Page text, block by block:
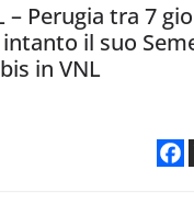
– Perugia tra 7
il suo
in VNL